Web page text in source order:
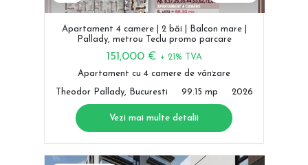
Apartament 4 camere | 2 băi | Balcon mare |
Pallady, metrou Teclu promo parcare
151,000 € + 21% TVA
Apartament cu 4 camere de vânzare
Theodor Pallady, Bucuresti 99.15 mp 2026
Vezi mai multe detalii